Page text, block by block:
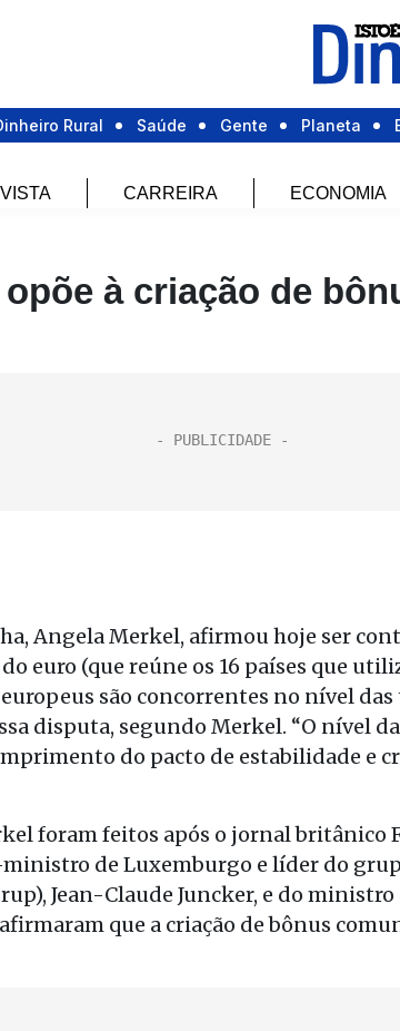
Rural Saúde Gente Planeta
CARREIRA ECONOMIA
à criação de
Angela Merkel, afirmou hoje ser
euro (que reúne os 16 países que
são concorrentes no nível
disputa, segundo Merkel. “O nível
do pacto de estabilidade e
foram feitos após o jornal britânico
de Luxemburgo e líder do
Jean-Claude Juncker, e do
que a criação de bônus